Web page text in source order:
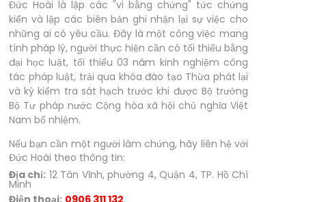
Đức Hoài là lập các "vi bằng chứng" tức chứng
kiến và lập các biên bản ghi nhận lại sự việc cho
những ai có yêu cầu. Đây là một công việc mang
tính pháp lý, người thực hiện cần có tối thiểu bằng
đại học luật, tối thiểu 03 năm kinh nghiệm công
tác pháp luật, trải qua khóa đào tạo Thừa phát lại
và kỳ kiểm tra sát hạch trước khi được Bộ trưởng
Bộ Tư pháp nước Cộng hòa xã hội chủ nghĩa Việt
Nam bổ nhiệm.
Nếu bạn cần một người làm chứng, hãy liên hệ với
Đức Hoài theo thông tin:
Địa chỉ: 12 Tân Vĩnh, phường 4, Quận 4, TP. Hồ Chí
Minh